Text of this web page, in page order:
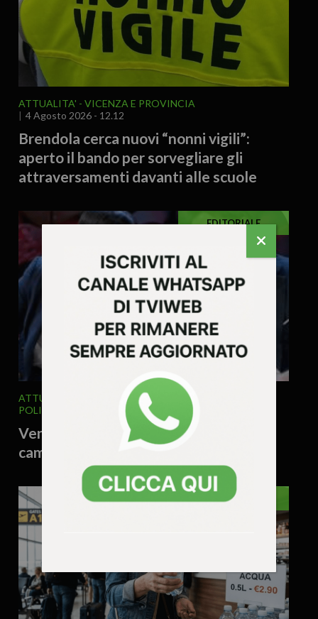
ATTUALITA'
VICENZA E PROVINCIA
4 Agosto 2026 - 12.12
Brendola cerca nuovi “nonni vigili”:
aperto il bando per sorvegliare gli
attraversamenti davanti alle scuole
EDITORIALE
ATTUALITA' EDITORIALE
ITALIA E MONDO
POLITICA
4 Agosto 2026 - 9.55
Vengo anch’io? No, tu no! Il valzer del
campo largo e l’ultimatum di Conte
EDITORIALE